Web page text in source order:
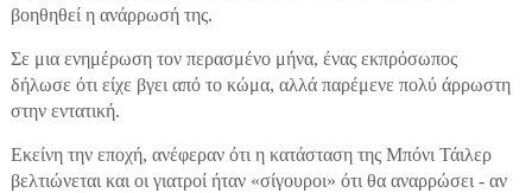
βοηθηθεί η ανάρρωσή της.
Σε μια ενημέρωση τον περασμένο μήνα, ένας εκπρόσωπος
δήλωσε ότι είχε βγει από το κώμα, αλλά παρέμενε πολύ άρρωστη
στην εντατική.
Εκείνη την εποχή, ανέφεραν ότι η κατάσταση της Μπόνι Τάιλερ
βελτιώνεται και οι γιατροί ήταν «σίγουροι» ότι θα αναρρώσει - αν